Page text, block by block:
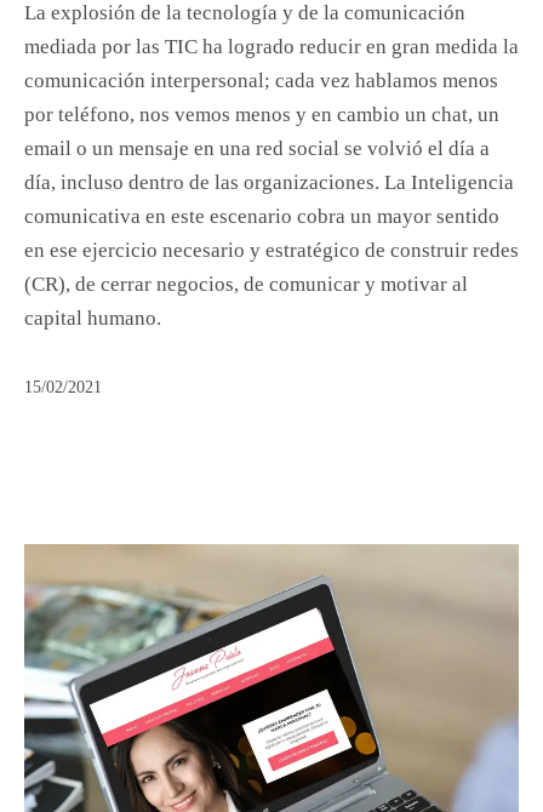
La explosión de la tecnología y de la comunicación
mediada por las TIC ha logrado reducir en gran medida la
comunicación interpersonal; cada vez hablamos menos
por teléfono, nos vemos menos y en cambio un chat, un
email o un mensaje en una red social se volvió el día a
día, incluso dentro de las organizaciones. La Inteligencia
comunicativa en este escenario cobra un mayor sentido
en ese ejercicio necesario y estratégico de construir redes
(CR), de cerrar negocios, de comunicar y motivar al
capital humano.
15/02/2021